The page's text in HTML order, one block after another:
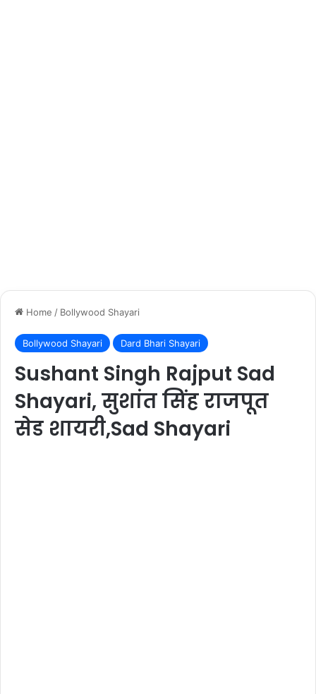
Home / Bollywood Shayari
Bollywood Shayari Dard Bhari Shayari
Sushant Singh Rajput Sad
Shayari, सुशांत सिंह राजपूत
सेड शायरी,Sad Shayari